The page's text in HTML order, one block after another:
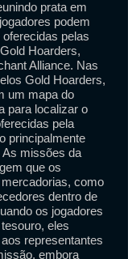
prata em
podem
pelas
Hoarders,
Alliance. Nas
Gold Hoarders,
um mapa do
para localizar o
pela
principalmente
missões da
que os
como
dentro de
os jogadores
eles
representantes
embora